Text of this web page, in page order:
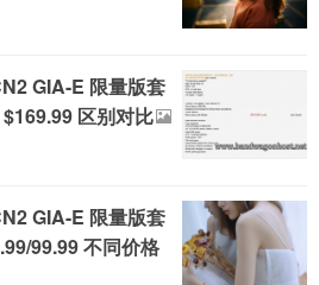
GIA-E 限量版套
区别对比
GIA-E 限量版套
99.99 不同价格